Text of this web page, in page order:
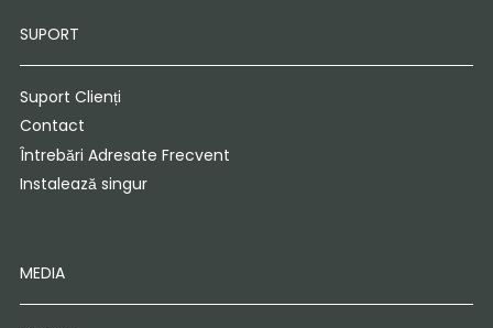
SUPORT
Suport Clienți
Contact
Întrebări Adresate Frecvent
Instalează singur
MEDIA